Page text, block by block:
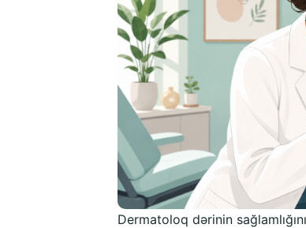
Dermatoloq dərinin